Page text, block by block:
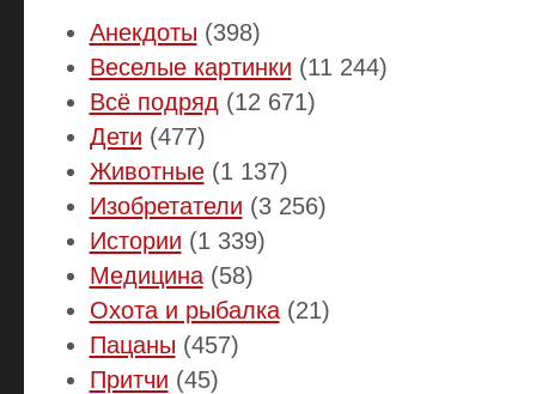
Анекдоты (398)
Веселые картинки (11 244)
Всё подряд (12 671)
Дети (477)
Животные(1 137)
Изобретатели (3 256)
Истории (1 339)
Медицина(58)
Охота и рыбалка(21)
Пацаны (457)
Притчи (45)